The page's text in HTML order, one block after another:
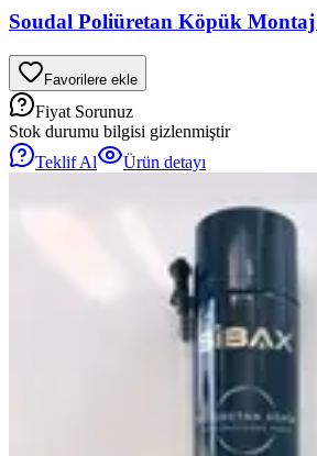
Soudal Poliüretan Köpük
Favorilere ekle
Fiyat Sorunuz
Stok durumu bilgisi gizlenmiştir
Teklif Al
Ürün detayı